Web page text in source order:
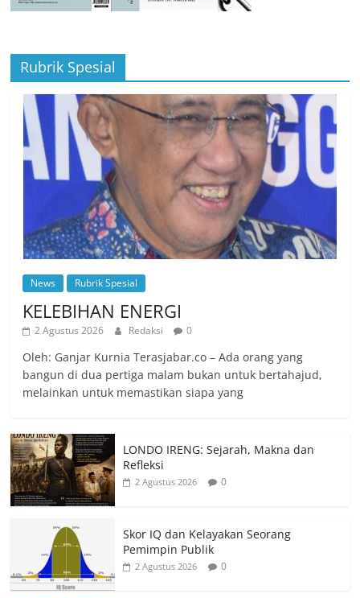
Rubrik Spesial
News Rubrik Spesial
KELEBIHAN ENERGI
2 Agustus 2026 Redaksi 0
Oleh: Ganjar Kurnia Terasjabar.co – Ada orang yang
bangun di dua pertiga malam bukan untuk bertahajud,
melainkan untuk memastikan siapa yang
LONDO IRENG: Sejarah, Makna dan
Refleksi
2 Agustus 2026 0
Skor IQ dan Kelayakan Seorang
Pemimpin Publik
2 Agustus 2026 0